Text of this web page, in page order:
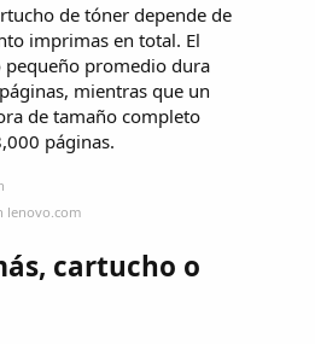
de tóner depende de
imprimas en total. El
pequeño promedio dura
mientras que un
de tamaño completo
páginas.
lenovo.com
cartucho o